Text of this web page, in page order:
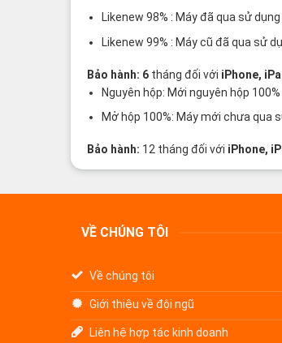
Likenew 98% : Máy đã qua sử
Likenew 99% : Máy cũ đã qua sử
Bảo hành: 6 tháng đối với iPhone,
Nguyên hộp: Mới nguyên hộp
Mở hộp 100%: Máy mới chưa qua
Bảo hành: 12 tháng đối với iPhone,
VỀ CHÚNG TÔI
Về chúng tôi
Giới thiệu về đội ngũ
Liên hệ hợp tác kinh doanh